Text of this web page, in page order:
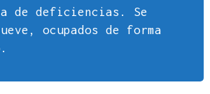
de deficiencias. Se
ocupados de forma